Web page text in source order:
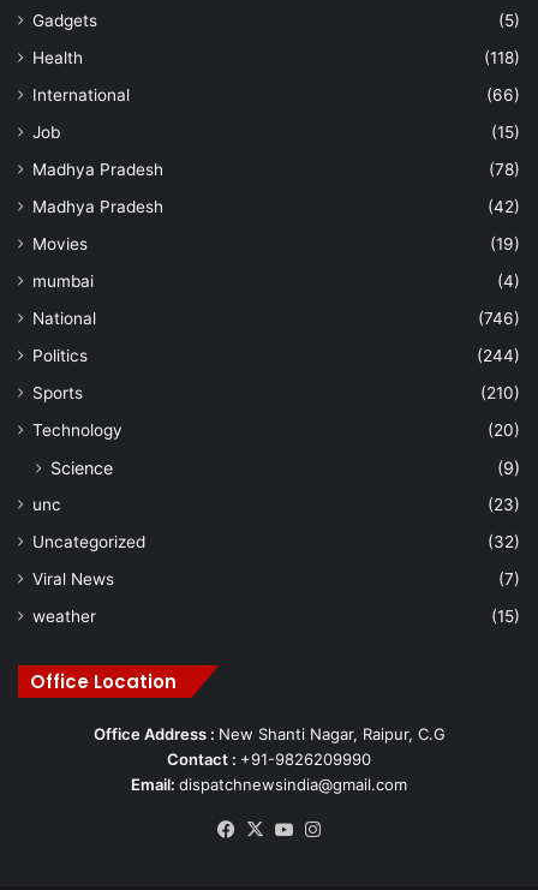
Gadgets
(5)
Health
(118)
International
(66)
Job
(15)
Madhya Pradesh
(78)
Madhya Pradesh
(42)
Movies
(19)
mumbai
(4)
National
(746)
Politics
(244)
Sports
(210)
Technology
(20)
Science (9)
unc
(23)
Uncategorized
(32)
Viral News
(7)
weather
(15)
Office Location
Office Address : New Shanti Nagar, Raipur, C.G
Contact : +91-9826209990
Email: dispatchnewsindia@gmail.com
Facebook
X YouTube